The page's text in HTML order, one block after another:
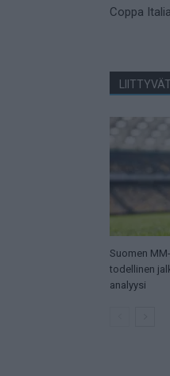
Coppa
Suomen
todellinen
analyysi